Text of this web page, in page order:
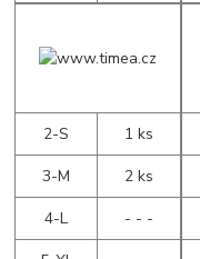
2-S
1 ks
3-M
2 ks
4-L
- - -